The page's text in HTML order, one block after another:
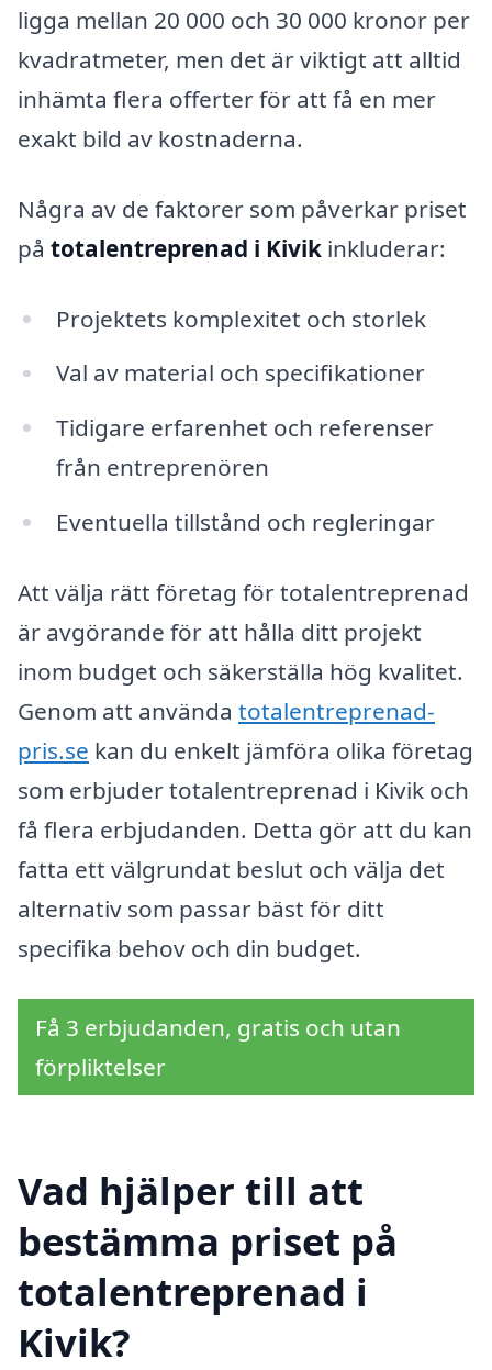
ligga mellan 20 000 och 30 000 kronor per
kvadratmeter, men det är viktigt att alltid
inhämta flera offerter för att få en mer
exakt bild av kostnaderna.
Några av de faktorer som påverkar priset
på totalentreprenad i Kivik inkluderar:
Projektets komplexitet och storlek
Val av material och specifikationer
Tidigare erfarenhet och referenser
från entreprenören
Eventuella tillstånd och regleringar
Att välja rätt företag för totalentreprenad
är avgörande för att hålla ditt projekt
inom budget och säkerställa hög kvalitet.
Genom att använda totalentreprenad-
pris.se kan du enkelt jämföra olika företag
som erbjuder totalentreprenad i Kivik och
få flera erbjudanden. Detta gör att du kan
fatta ett välgrundat beslut och välja det
alternativ som passar bäst för ditt
specifika behov och din budget.
Få 3 erbjudanden, gratis och utan
förpliktelser
Vad hjälper till att
bestämma priset på
totalentreprenad i
Kivik?